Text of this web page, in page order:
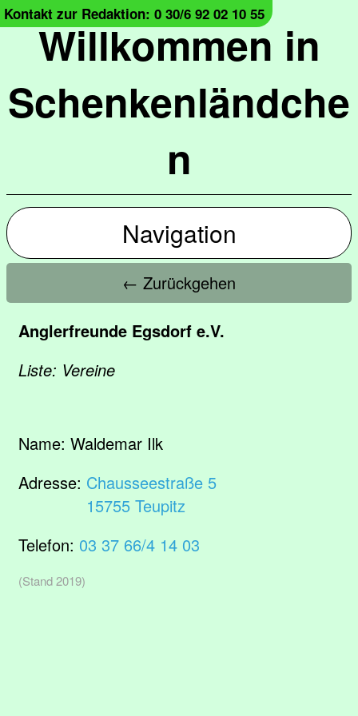
Willkommen in
Schenkenländche
n
Kontakt zur Redaktion: 0 30/6 92 02 10 55
Navigation
← Zurückgehen
Anglerfreunde Egsdorf e.V.
Liste: Vereine
Name: Waldemar Ilk
Adresse: Chausseestraße 5
15755 Teupitz
Telefon: 03 37 66/4 14 03
(Stand 2019)